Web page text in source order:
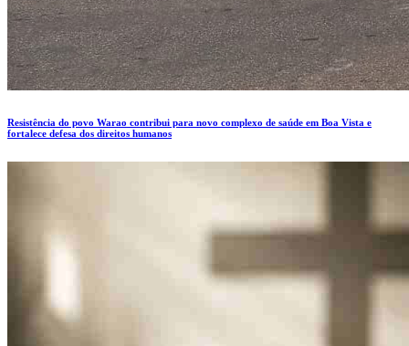
Resistência do povo Warao contribui para novo complexo de saúde em Boa Vista e
fortalece defesa dos direitos humanos